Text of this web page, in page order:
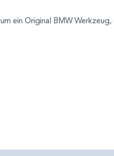
um ein Original BMW Werkzeug,